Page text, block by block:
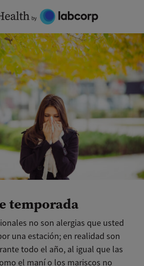
temporada
no son alergias que usted
una estación; en realidad son
todo el año, al igual que las
el maní o los mariscos no